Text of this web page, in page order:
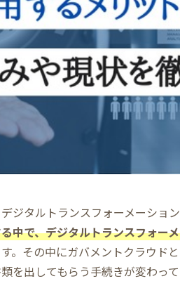
ジタルトランスフォーメーショ
中で、デジタルトランスフォー
。その中にガバメントクラウド
を出してもらう手続きが変わっ